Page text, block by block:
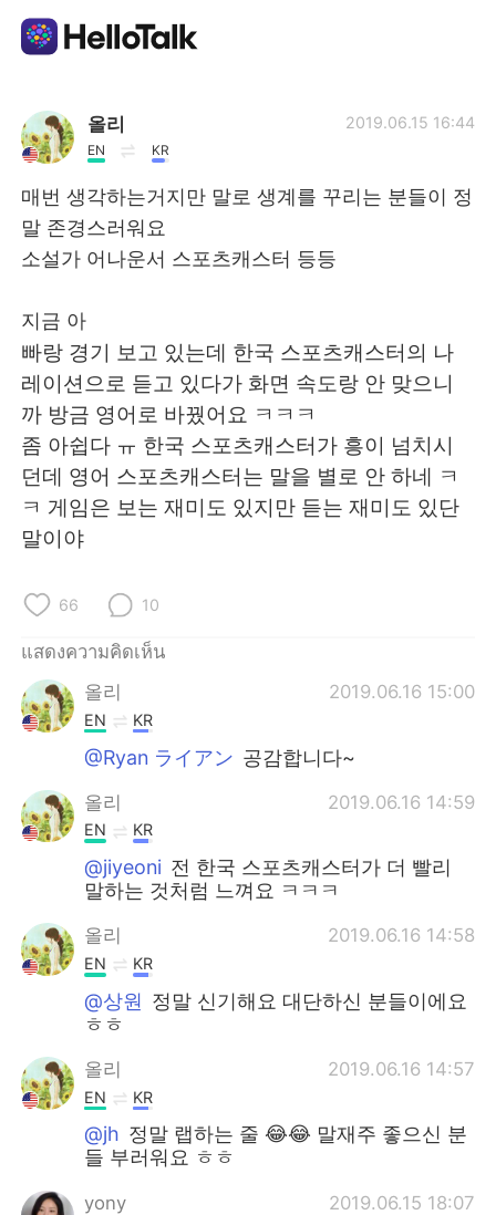
แอปแลกเปลี่ยนทางภาษา
AI Grammar Checker
ไทย
English
繁體中文 Español
العربية Français
Deutsch 日本語
Indonesia
Português
올리
EN KR
2019.06.15 16:44
매번 생각하는거지만 말로 생계를 꾸리는 분들이 정
말 존경스러워요
소설가 어나운서 스포츠캐스터 등등
지금 아
빠랑 경기 보고 있는데 한국 스포츠캐스터의 나
레이션으로 듣고 있다가 화면 속도랑 안 맞으니
까 방금 영어로 바꿨어요 ㅋㅋㅋ
좀 아쉽다 ㅠ 한국 스포츠캐스터가 흥이 넘치시
던데 영어 스포츠캐스터는 말을 별로 안 하네 ㅋ
ㅋ 게임은 보는 재미도 있지만 듣는 재미도 있단
말이야
66 10
แสดงความคิดเห็น
올리
2019.06.16 15:00
EN KR
@Ryan ライアン 공감합니다~
올리 2019.06.16 14:59
EN KR
@jiyeoni 전 한국 스포츠캐스터가 더 빨리
말하는 것처럼 느껴요 ㅋㅋㅋ
올리 2019.06.16 14:58
EN KR
@상원 정말 신기해요 대단하신 분들이에요
ㅎㅎ
올리 2019.06.16 14:57
EN KR
@jh 정말 랩하는 줄 😂😂 말재주 좋으신 분
들 부러워요 ㅎㅎ
yony 2019.06.15 18:07